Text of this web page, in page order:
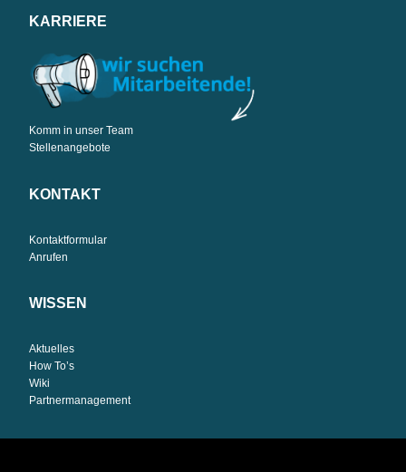
KARRIERE
Komm in unser Team
Stellenangebote
KONTAKT
Kontaktformular
Anrufen
WISSEN
Aktuelles
How To’s
Wiki
Partnermanagement